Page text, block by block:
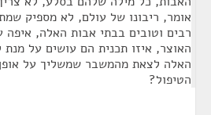
אומר, ריבונו של עולם, לא מספיק
רבים וטובים בבתי אבות האלה, איפה
האוצר, איזו תכנית הם עושים על מנת
האלה לצאת מהמשבר שמשליך על אופן
הטיפול?